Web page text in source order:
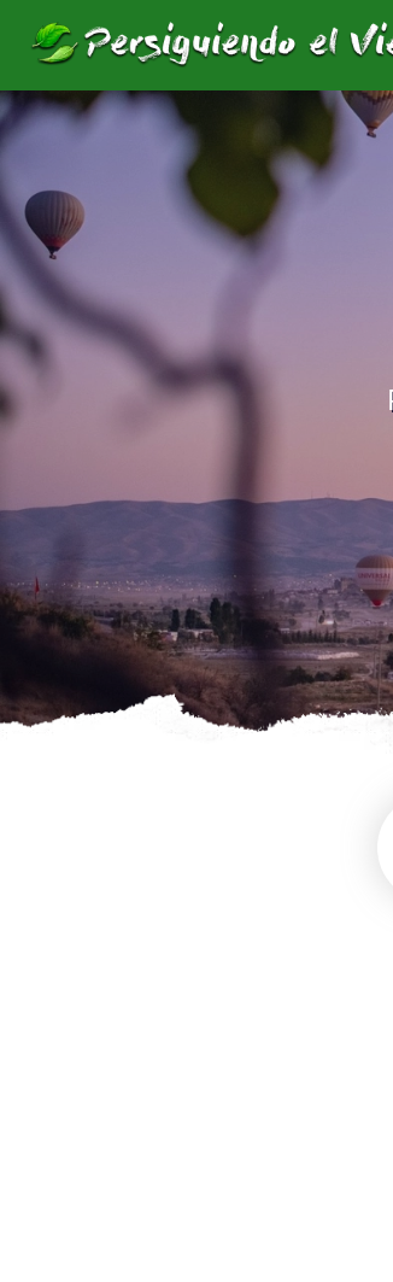
Viajes grupales sorpresa por